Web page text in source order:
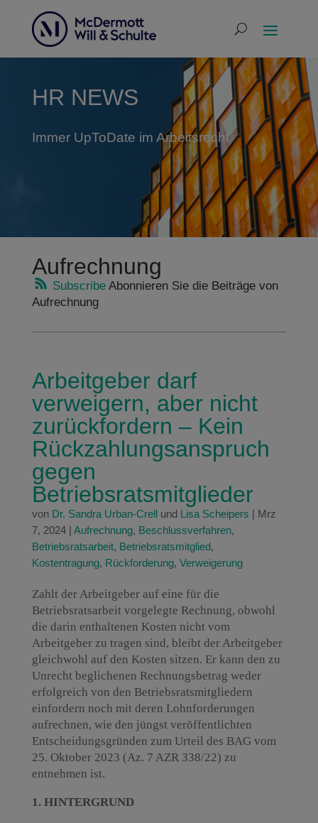
HR NEWS
Immer UpToDate im Arbeitsrecht
Aufrechnung
SubscribeAbonnieren Sie die Beiträge von
Aufrechnung
Arbeitgeber darf
verweigern, aber nicht
zurückfordern – Kein
Rückzahlungsanspruch
gegen
Betriebsratsmitglieder
von Dr. Sandra Urban-Crellund Lisa Scheipers | Mrz
7, 2024| Aufrechnung, Beschlussverfahren,
Betriebsratsarbeit, Betriebsratsmitglied,
Kostentragung, Rückforderung, Verweigerung
Zahlt der Arbeitgeber auf eine für die
Betriebsratsarbeit vorgelegte Rechnung, obwohl
die darin enthaltenen Kosten nicht vom
Arbeitgeber zu tragen sind, bleibt der Arbeitgeber
gleichwohl auf den Kosten sitzen. Er kann den zu
Unrecht beglichenen Rechnungsbetrag weder
erfolgreich von den Betriebsratsmitgliedern
einfordern noch mit deren Lohnforderungen
aufrechnen, wie den jüngst veröffentlichten
Entscheidungsgründen zum Urteil des BAG vom
25. Oktober 2023 (Az. 7 AZR 338/22) zu
entnehmen ist.
1. HINTERGRUND